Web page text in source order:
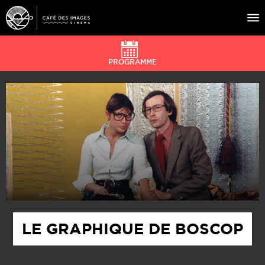
À L’AFFICHE
ÉVÉNEMENTS
CAFÉ DU CINÉ
PRATIQUE
ÉDUCATION AUX IMAGES
LE GRAPHIQUE DE BOSCOP
PROGRAMME